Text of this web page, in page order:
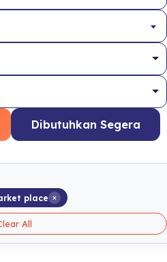
Dibutuhkan Segera
place ×
All